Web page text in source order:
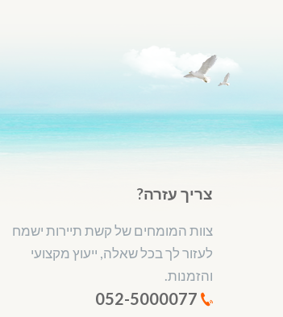
צריך עזרה?
צוות המומחים של קשת תיירות ישמח
לעזור לך בכל שאלה, ייעוץ מקצועי
והזמנות.